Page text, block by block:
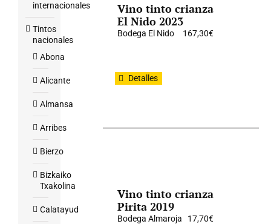
Vino tinto crianza
El Nido 2023
Bodega El Nido 167,30€
Detalles
Vino tinto crianza
Pirita 2019
Bodega Almaroja 17,70€
internacionales
Tintos
nacionales
Abona
Alicante
Almansa
Arribes
Bierzo
Bizkaiko
Txakolina
Calatayud